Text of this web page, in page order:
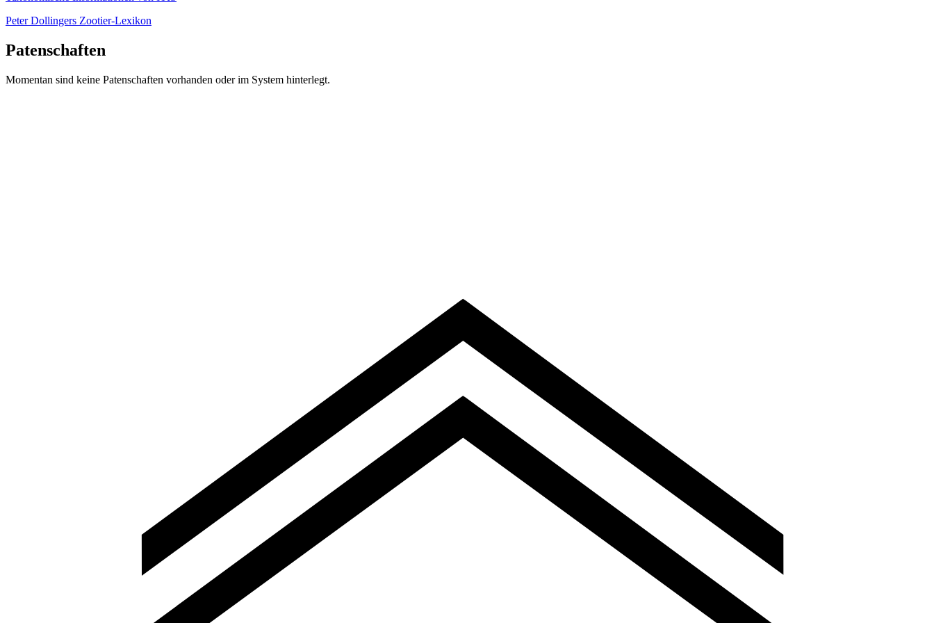
Peter Dollingers Zootier-Lexikon
Patenschaften
Momentan sind keine Patenschaften vorhanden oder im System hinterlegt.